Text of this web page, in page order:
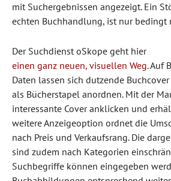
mit Suchergebnissen angezeigt. Ein
echten Buchhandlung, ist nur bedingt
Der Suchdienst oSkope geht hier
einen ganz neuen, visuellen Weg. Auf
Daten lassen sich dutzende
als Bücherstapel anordnen. Mit der
interessante Cover anklicken und
weitere Anzeigeoption ordnet die
nach Preis und Verkaufsrang. Die
sind zudem nach Kategorien
Suchbegriffe können eingegeben